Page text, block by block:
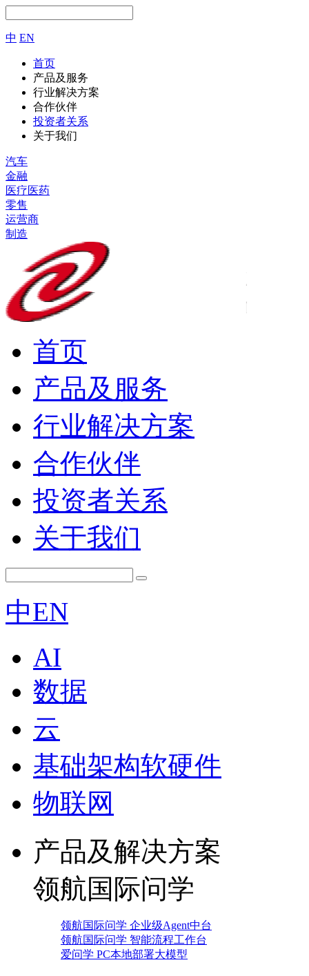
中 EN
首页
产品及服务
行业解决方案
合作伙伴
投资者关系
关于我们
汽车
金融
医疗医药
零售
运营商
制造
首页
产品及服务
行业解决方案
合作伙伴
投资者关系
关于我们
中EN
AI
数据
云
基础架构软硬件
物联网
产品及解决方案
领航国际问学
领航国际问学 企业级Agent中台
领航国际问学 智能流程工作台
爱问学 PC本地部署大模型